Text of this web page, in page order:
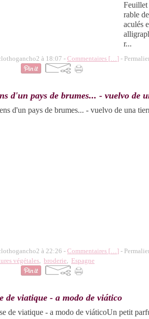
Feuillet
rable
aculés
r...
à 18:07 -Commentaires […] -
d'un pays de brumes... - vuelvo de
à 22:26 -Commentaires […] -
végétales, broderie, Espagne
de viatique - a modo de viático
Un petit